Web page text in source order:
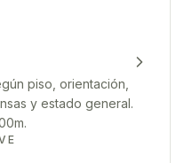
piso, orientación,
y estado general.